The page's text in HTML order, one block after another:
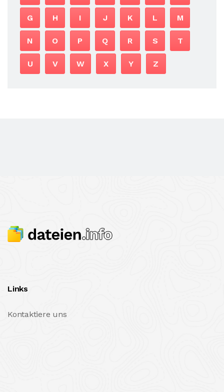
G H I J K L M
N O P Q R S T
U V W X Y Z
Links
Kontaktiere uns